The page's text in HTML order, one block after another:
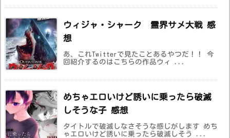
ウィジャ・シャーク 霊界サメ大戦 感
想
あ、これTwitterで見たことあるやつだ！！ 今
回紹介するのはこちらの作品ウィ ...
めちゃエロいけど誘いに乗ったら破滅
しそうな子 感想
タイトルで破滅しなさそうな感じがします めち
ゃエロいけど誘いに乗ったら破滅しそう ...